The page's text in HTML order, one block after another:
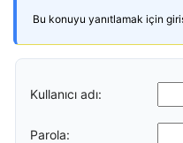
Bu konuyu yanıtlamak için
Kullanıcı adı:
Parola: